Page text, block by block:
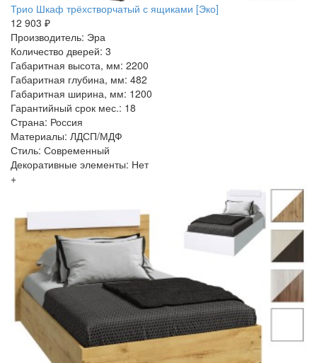
Трио Шкаф трёхстворчатый с ящиками [Эко]
12 903 ₽
Производитель: Эра
Количество дверей: 3
Габаритная высота, мм: 2200
Габаритная глубина, мм: 482
Габаритная ширина, мм: 1200
Гарантийный срок мес.: 18
Страна: Россия
Материалы: ЛДСП/МДФ
Стиль: Современный
Декоративные элементы: Нет
+